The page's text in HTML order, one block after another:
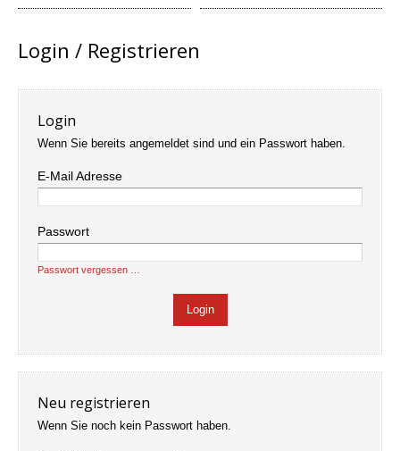
Login / Registrieren
Login
Wenn Sie bereits angemeldet sind und ein Passwort haben.
E-Mail Adresse
Passwort
Passwort vergessen …
Neu registrieren
Wenn Sie noch kein Passwort haben.